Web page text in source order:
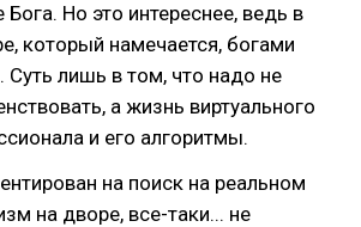
Бога. Но это интереснее, ведь в
который намечается, богами
лишь в том, что надо не
а жизнь виртуального
и его алгоритмы.
на поиск на реальном
на дворе, все-таки... не